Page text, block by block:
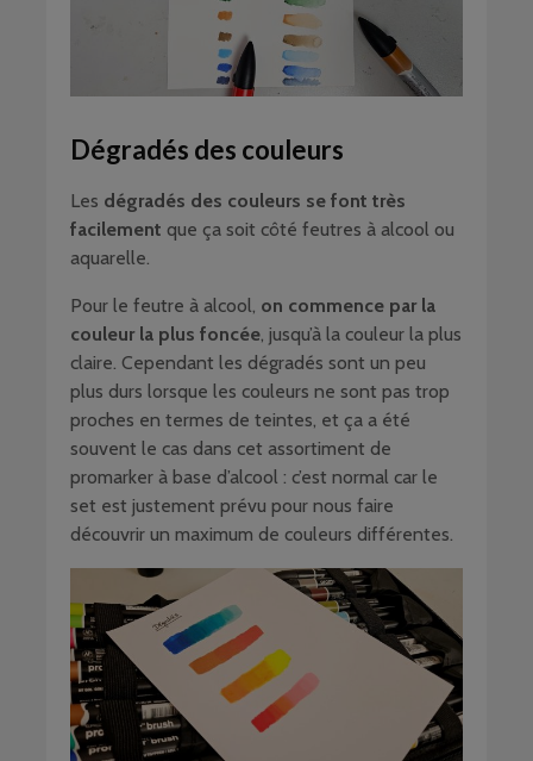
Dégradés des couleurs
Les dégradés des couleurs se font très
facilement que ça soit côté feutres à alcool ou
aquarelle.
Pour le feutre à alcool, on commence par la
couleur la plus foncée, jusqu’à la couleur la plus
claire. Cependant les dégradés sont un peu
plus durs lorsque les couleurs ne sont pas trop
proches en termes de teintes, et ça a été
souvent le cas dans cet assortiment de
promarker à base d’alcool : c’est normal car le
set est justement prévu pour nous faire
découvrir un maximum de couleurs différentes.